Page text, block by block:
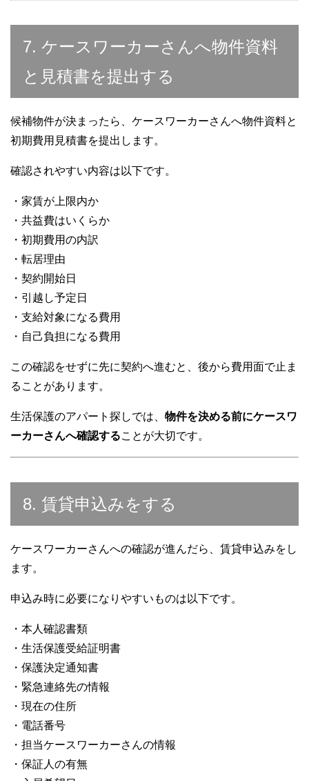
7. ケースワーカーさんへ物件資料
と見積書を提出する
候補物件が決まったら、ケースワーカーさんへ物件資料と
初期費用見積書を提出します。
確認されやすい内容は以下です。
・家賃が上限内か
・共益費はいくらか
・初期費用の内訳
・転居理由
・契約開始日
・引越し予定日
・支給対象になる費用
・自己負担になる費用
この確認をせずに先に契約へ進むと、後から費用面で止ま
ることがあります。
生活保護のアパート探しでは、 物件を決める前にケースワ
ーカーさんへ確認することが大切です。
8. 賃貸申込みをする
ケースワーカーさんへの確認が進んだら、賃貸申込みをし
ます。
申込み時に必要になりやすいものは以下です。
・本人確認書類
・生活保護受給証明書
・保護決定通知書
・緊急連絡先の情報
・現在の住所
・電話番号
・担当ケースワーカーさんの情報
・保証人の有無